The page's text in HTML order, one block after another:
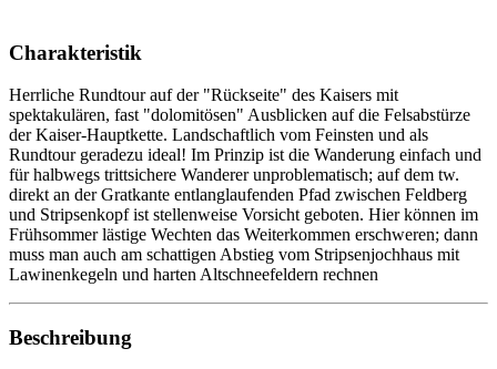
Charakteristik
Herrliche Rundtour auf der "Rückseite" des Kaisers mit
spektakulären, fast "dolomitösen" Ausblicken auf die Felsabstürze
der Kaiser-Hauptkette. Landschaftlich vom Feinsten und als
Rundtour geradezu ideal! Im Prinzip ist die Wanderung einfach und
für halbwegs trittsichere Wanderer unproblematisch; auf dem tw.
direkt an der Gratkante entlanglaufenden Pfad zwischen Feldberg
und Stripsenkopf ist stellenweise Vorsicht geboten. Hier können im
Frühsommer lästige Wechten das Weiterkommen erschweren; dann
muss man auch am schattigen Abstieg vom Stripsenjochhaus mit
Lawinenkegeln und harten Altschneefeldern rechnen
Beschreibung